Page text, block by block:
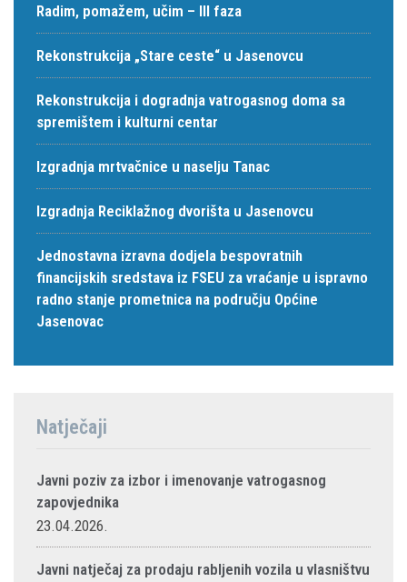
Radim, pomažem, učim – III faza
Rekonstrukcija „Stare ceste“ u Jasenovcu
Rekonstrukcija i dogradnja vatrogasnog doma sa
spremištem i kulturni centar
Izgradnja mrtvačnice u naselju Tanac
Izgradnja Reciklažnog dvorišta u Jasenovcu
Jednostavna izravna dodjela bespovratnih
financijskih sredstava iz FSEU za vraćanje u ispravno
radno stanje prometnica na području Općine
Jasenovac
Natječaji
Javni poziv za izbor i imenovanje vatrogasnog
zapovjednika
23.04.2026.
Javni natječaj za prodaju rabljenih vozila u vlasništvu